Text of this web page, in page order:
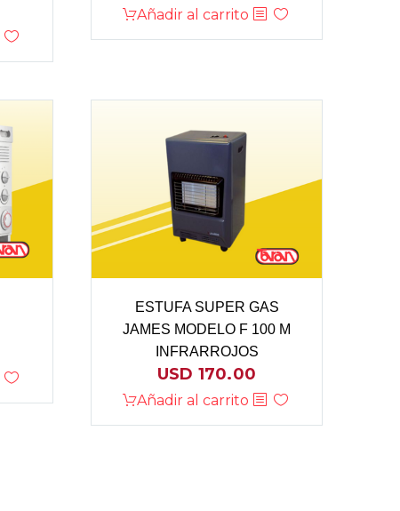
Añadir al carrito
ESTUFA SUPER GAS
JAMES MODELO F 100 M
INFRARROJOS
USD 170.00
Añadir al carrito